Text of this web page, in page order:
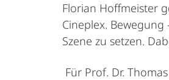
Florian Hoffmeister
Cineplex.
Szene zu setzen.
Für Prof. Dr.